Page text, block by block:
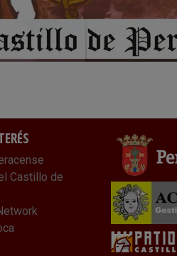
Castillo de